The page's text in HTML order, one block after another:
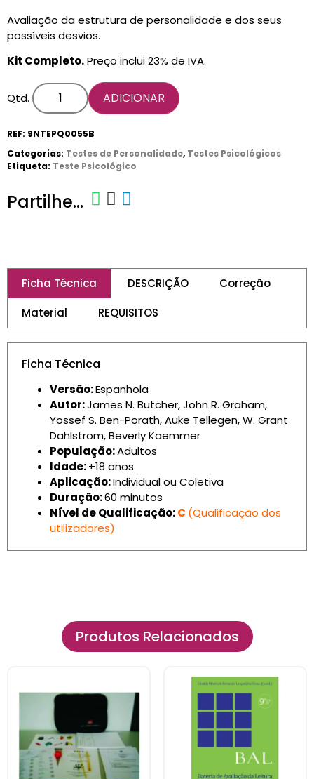
Avaliação da estrutura de personalidade e dos seus
possíveis desvios.
Kit Completo.Preço inclui 23% de IVA.
Qtd. ADICIONAR
REF: 9NTEPQ0055B
Categorias: Testes de Personalidade, Testes Psicológicos
Etiqueta: Teste Psicológico
Partilhe...
Ficha Técnica DESCRIÇÃO
Correção
Material
REQUISITOS
Ficha Técnica
Versão:Espanhola
Autor:James N. Butcher, John R. Graham,
Yossef S. Ben-Porath, Auke Tellegen, W. Grant
Dahlstrom, Beverly Kaemmer
População:Adultos
Idade:+18 anos
Aplicação:Individual ou Coletiva
Duração:60 minutos
Nível de Qualificação:C (Qualificação dos
utilizadores)
Produtos Relacionados